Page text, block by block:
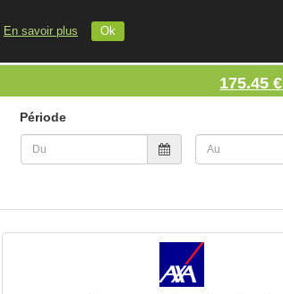
INSCRIVEZ VOTRE MATERIEL
En savoir plus Ok
175.45 €
Période